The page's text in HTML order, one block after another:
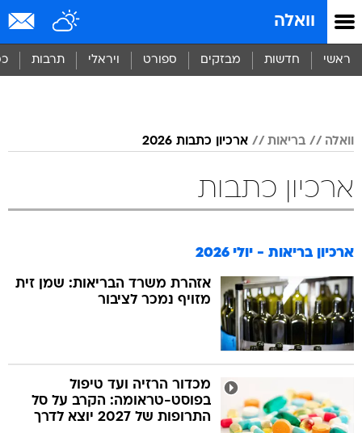
וואלה
ראשי חדשות מבזקים ספורט ויראלי תרבות
וואלה בריאות ארכיון כתבות 2026
ארכיון כתבות
ארכיון בריאות - יולי 2026
אזהרת משרד הבריאות: שמן זית
מזויף נמכר לציבור
מכדור הרזיה ועד טיפול
בפוסט-טראומה: הקרב על סל
התרופות של 2027 יוצא לדרך